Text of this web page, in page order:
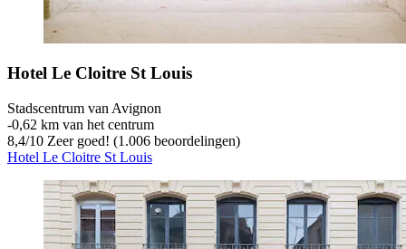
Hotel Le Cloitre St Louis
Stadscentrum van Avignon
‐0,62 km van het centrum
8,4/10 Zeer goed! (1.006 beoordelingen)
Hotel Le Cloitre St Louis